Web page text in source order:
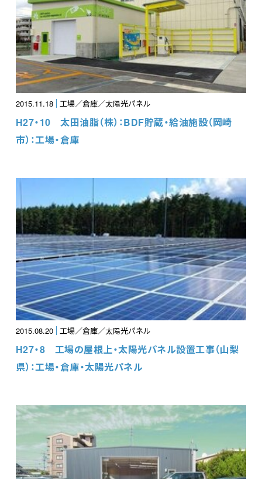
2015.11.18 工場／倉庫／太陽光パネル
H27・10 太田油脂（株）：BDF貯蔵・給油施設（岡崎
市）：工場・倉庫
2015.08.20 工場／倉庫／太陽光パネル
H27・8 工場の屋根上・太陽光パネル設置工事（山梨
県）：工場・倉庫・太陽光パネル